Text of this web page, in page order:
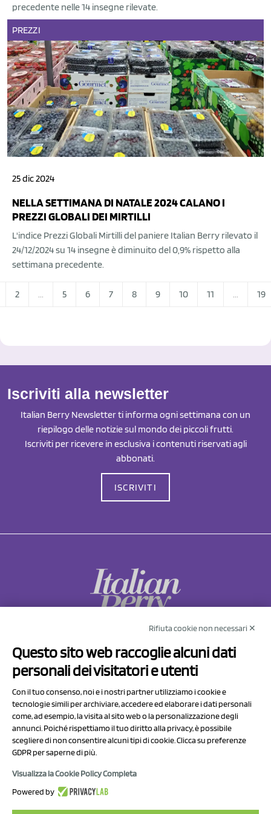
precedente nelle 14 insegne rilevate.
PREZZI
25 dic 2024
NELLA SETTIMANA DI NATALE 2024 CALANO I
PREZZI GLOBALI DEI MIRTILLI
L'indice Prezzi Globali Mirtilli del paniere Italian Berry rilevato il
24/12/2024 su 14 insegne è diminuito del 0,9% rispetto alla
settimana precedente.
2 ... 5 6 7 8 9 10 11 ... 19
Iscriviti alla newsletter
Italian Berry Newsletter ti informa ogni settimana con un
riepilogo delle notizie sul mondo dei piccoli frutti.
Iscriviti per ricevere in esclusiva i contenuti riservati agli
abbonati.
ISCRIVITI
Via Prov.le Sassuolo Vignola 315/1
41057 Spilamberto (MO)
P.I/C.F. 01041460369
REA: MO 208553
Capitale sociale Euro 50.000,00 i.v.
Rifiuta cookie non necessari ✕
Questo sito web raccoglie alcuni dati
personali dei visitatori e utenti
Con il tuo consenso, noi e i nostri partner utilizziamo i cookie e
tecnologie simili per archiviare, accedere ed elaborare i dati personali
come, ad esempio, la visita al sito web o la personalizzazione degli
annunci. Poiché rispettiamo il tuo diritto alla privacy, è possibile
scegliere di non consentire alcuni tipi di cookie. Clicca su preferenze
GDPR per saperne di più.
Visualizza la Cookie Policy Completa
Powered by